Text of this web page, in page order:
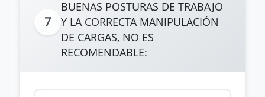
7
BUENAS POSTURAS DE TRABAJO
Y LA CORRECTA MANIPULACIÓN
DE CARGAS, NO ES
RECOMENDABLE: